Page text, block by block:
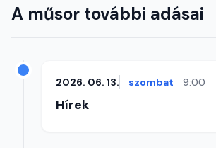
A műsor további adásai
2026. 06. 13. szombat 9:00
Hírek